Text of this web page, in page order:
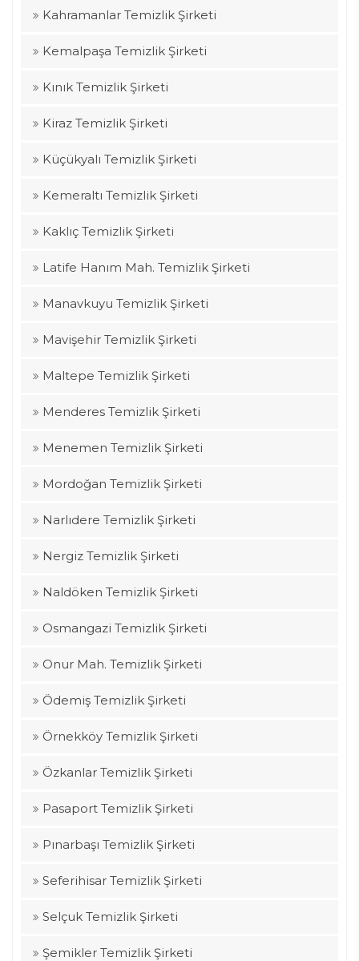
Kahramanlar Temizlik Şirketi
Kemalpaşa Temizlik Şirketi
Kınık Temizlik Şirketi
Kiraz Temizlik Şirketi
Küçükyalı Temizlik Şirketi
Kemeraltı Temizlik Şirketi
Kaklıç Temizlik Şirketi
Latife Hanım Mah. Temizlik Şirketi
Manavkuyu Temizlik Şirketi
Mavişehir Temizlik Şirketi
Maltepe Temizlik Şirketi
Menderes Temizlik Şirketi
Menemen Temizlik Şirketi
Mordoğan Temizlik Şirketi
Narlıdere Temizlik Şirketi
Nergiz Temizlik Şirketi
Naldöken Temizlik Şirketi
Osmangazi Temizlik Şirketi
Onur Mah. Temizlik Şirketi
Ödemiş Temizlik Şirketi
Örnekköy Temizlik Şirketi
Özkanlar Temizlik Şirketi
Pasaport Temizlik Şirketi
Pınarbaşı Temizlik Şirketi
Seferihisar Temizlik Şirketi
Selçuk Temizlik Şirketi
Şemikler Temizlik Şirketi